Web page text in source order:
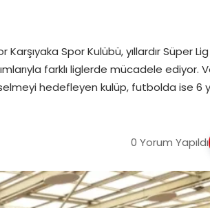
Spor Kulübü, yıllardır Süper
farklı liglerde mücadele ediyor.
hedefleyen kulüp, futbolda ise 6
0 Yorum Yapıldı